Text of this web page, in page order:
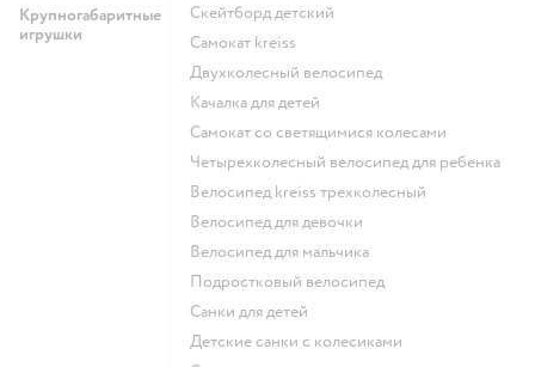
Крупногабаритные
игрушки
Скейтборд детский
Самокат kreiss
Двухколесный велосипед
Качалка для детей
Самокат со светящимися колесами
Четырехколесный велосипед для ребенка
Велосипед kreiss трехколесный
Велосипед для девочки
Велосипед для мальчика
Подростковый велосипед
Санки для детей
Детские санки с колесиками